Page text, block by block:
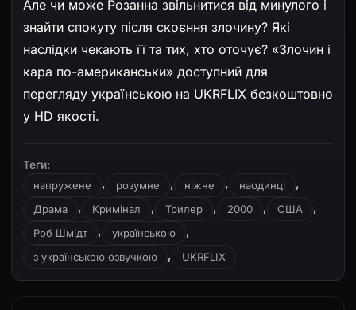
Але чи може Розанна звільнитися від минулого і
знайти спокуту після скоєння злочину? Які
наслідки чекають її та тих, хто оточує? «Злочин і
кара по-американськи» доступний для
перегляду українською на UKRFLIX безкоштовно
у HD якості.
Теги:
напружене
, розумне , ніжне , наодинці ,
Драма , Кримінал , Трилер , 2000 , США ,
Роб Шмідт , українською ,
з українською озвучкою , UKRFLIX